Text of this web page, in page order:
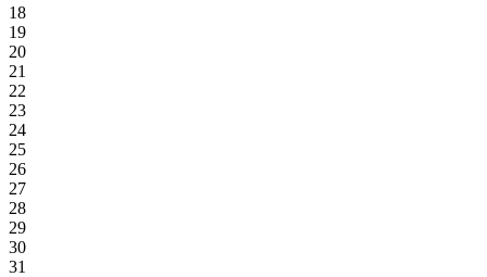
18
19
20
21
22
23
24
25
26
27
28
29
30
31